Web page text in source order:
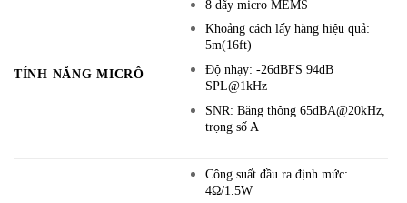
TÍNH NĂNG MICRÔ
8 dãy micro MEMS
Khoảng cách lấy hàng hiệu quả:
5m(16ft)
Độ nhạy: -26dBFS 94dB
SPL@1kHz
SNR: Băng thông 65dBA@20kHz,
trọng số A
Công suất đầu ra định mức:
4Ω/1.5W